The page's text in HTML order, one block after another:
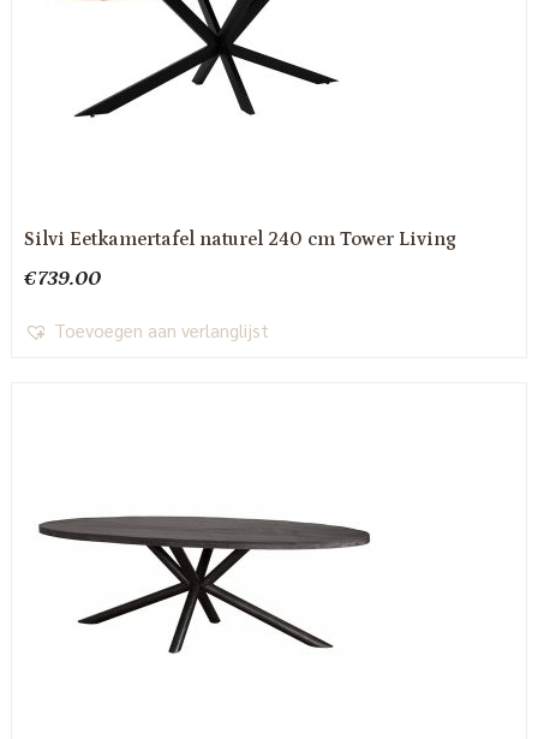
Silvi Eetkamertafel naturel 240 cm Tower Living
€739.00
Toevoegen aan verlanglijst